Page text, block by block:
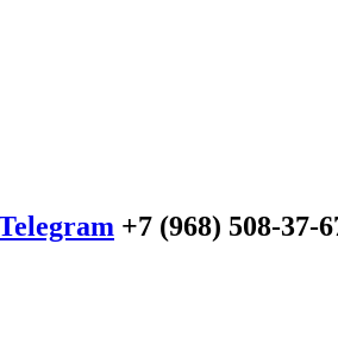
+7 (968) 508-37-